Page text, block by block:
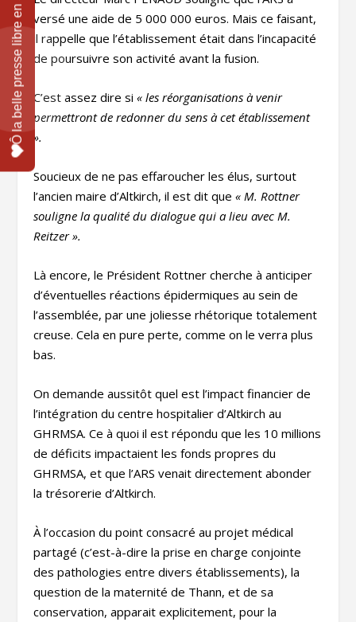
versé une aide de 5 000 000 euros. Mais ce faisant,
il rappelle que l’établissement était dans l’incapacité
de poursuivre son activité avant la fusion.
C’est assez dire si« les réorganisations à venir
permettront de redonner du sens à cet établissement
».
Soucieux de ne pas effaroucher les élus, surtout
l’ancien maire d’Altkirch, il est dit que« M. Rottner
souligne la qualité du dialogue qui a lieu avec M.
Reitzer ».
Là encore, le Président Rottner cherche à anticiper
d’éventuelles réactions épidermiques au sein de
l’assemblée, par une joliesse rhétorique totalement
creuse. Cela en pure perte, comme on le verra plus
bas.
On demande aussitôt quel est l’impact financier de
l’intégration du centre hospitalier d’Altkirch au
GHRMSA. Ce à quoi il est répondu que les 10 millions
de déficits impactaient les fonds propres du
GHRMSA, et que l’ARS venait directement abonder
la trésorerie d’Altkirch.
À l’occasion du point consacré au projet médical
partagé (c’est-à-dire la prise en charge conjointe
des pathologies entre divers établissements), la
question de la maternité de Thann, et de sa
conservation, apparait explicitement, pour la